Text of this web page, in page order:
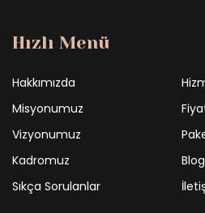
Hızlı Menü
Hakkımızda
Misyonumuz
Vizyonumuz
Kadromuz
Blog
Sıkça Sorulanlar